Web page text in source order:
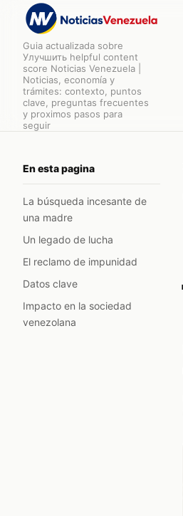
Guia actualizada sobre
Улучшить helpful content
score Noticias Venezuela |
Noticias, economía y
trámites: contexto, puntos
clave, preguntas frecuentes
y proximos pasos para
seguir
En esta pagina
La búsqueda incesante de
una madre
Un legado de lucha
El reclamo de impunidad
Datos clave
Impacto en la sociedad
venezolana